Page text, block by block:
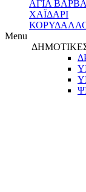
ΑΓΙΑ
ΧΑΪΔΑΡΙ
Menu